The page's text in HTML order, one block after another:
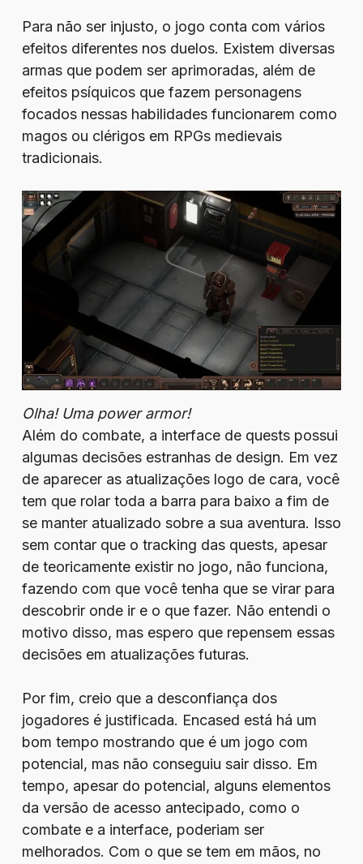
Para não ser injusto, o jogo conta com vários
efeitos diferentes nos duelos. Existem diversas
armas que podem ser aprimoradas, além de
efeitos psíquicos que fazem personagens
focados nessas habilidades funcionarem como
magos ou clérigos em RPGs medievais
tradicionais.
Olha! Uma power armor!
Além do combate, a interface de quests possui
algumas decisões estranhas de design. Em vez
de aparecer as atualizações logo de cara, você
tem que rolar toda a barra para baixo a fim de
se manter atualizado sobre a sua aventura. Isso
sem contar que o tracking das quests, apesar
de teoricamente existir no jogo, não funciona,
fazendo com que você tenha que se virar para
descobrir onde ir e o que fazer. Não entendi o
motivo disso, mas espero que repensem essas
decisões em atualizações futuras.
Por fim, creio que a desconfiança dos
jogadores é justificada. Encased está há um
bom tempo mostrando que é um jogo com
potencial, mas não conseguiu sair disso. Em
tempo, apesar do potencial, alguns elementos
da versão de acesso antecipado, como o
combate e a interface, poderiam ser
melhorados. Com o que se tem em mãos, no